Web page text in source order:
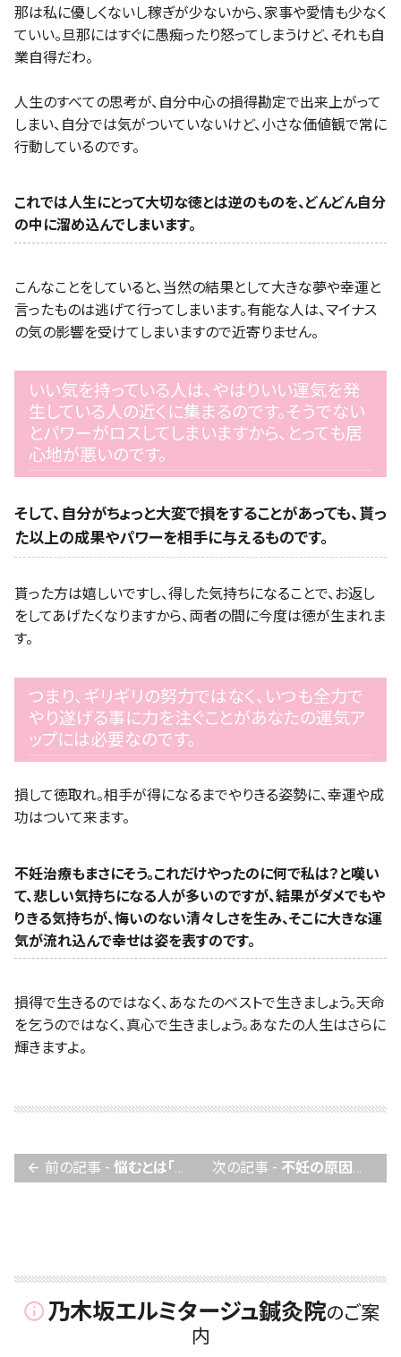
那は私に優しくないし稼ぎが少ないから、家事や愛情も少なく
ていい。旦那にはすぐに愚痴ったり怒ってしまうけど、それも自
業自得だわ。
人生のすべての思考が、自分中心の損得勘定で出来上がって
しまい、自分では気がついていないけど、小さな価値観で常に
行動しているのです。
これでは人生にとって大切な徳とは逆のものを、どんどん自分
の中に溜め込んでしまいます。
こんなことをしていると、当然の結果として大きな夢や幸運と
言ったものは逃げて行ってしまいます。有能な人は、マイナス
の気の影響を受けてしまいますので近寄りません。
いい気を持っている人は、やはりいい運気を発
生している人の近くに集まるのです。そうでない
とパワーがロスしてしまいますから、とっても居
心地が悪いのです。
そして、自分がちょっと大変で損をすることがあっても、貰っ
た以上の成果やパワーを相手に与えるものです。
貰った方は嬉しいですし、得した気持ちになることで、お返し
をしてあげたくなりますから、両者の間に今度は徳が生まれま
す。
つまり、ギリギリの努力ではなく、いつも全力で
やり遂げる事に力を注ぐことがあなたの運気ア
ップには必要なのです。
損して徳取れ。相手が得になるまでやりきる姿勢に、幸運や成
功はついて来ます。
不妊治療もまさにそう。これだけやったのに何で私は？と嘆い
て、悲しい気持ちになる人が多いのですが、結果がダメでもや
りきる気持ちが、悔いのない清々しさを生み、そこに大きな運
気が流れ込んで幸せは姿を表すのです。
損得で生きるのではなく、あなたのベストで生きましょう。天命
を乞うのではなく、真心で生きましょう。あなたの人生はさらに
輝きますよ。
arrow_back 前の記事 - 悩むとは「全然、考えていない」ということ。不妊治療は悩まない勝ち！ 次の記事 - 不妊の原因は卵の質の低下！生活習慣に潜む、卵巣老化の要因とは？
info_outline乃木坂エルミタージュ鍼灸院のご案
内